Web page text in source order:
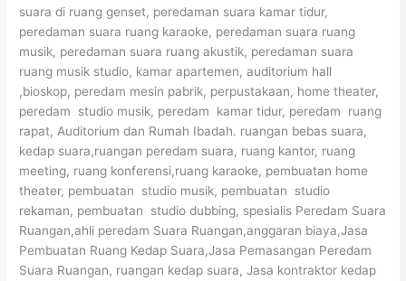
suara di ruang genset, peredaman suara kamar tidur,
peredaman suara ruang karaoke, peredaman suara ruang
musik, peredaman suara ruang akustik, peredaman suara
ruang musik studio, kamar apartemen, auditorium hall
,bioskop, peredam mesin pabrik, perpustakaan, home theater,
peredam studio musik, peredam kamar tidur, peredam ruang
rapat, Auditorium dan Rumah Ibadah. ruangan bebas suara,
kedap suara,ruangan peredam suara, ruang kantor, ruang
meeting, ruang konferensi,ruang karaoke, pembuatan home
theater, pembuatan studio musik, pembuatan studio
rekaman, pembuatan studio dubbing, spesialis Peredam Suara
Ruangan,ahli peredam Suara Ruangan,anggaran biaya,Jasa
Pembuatan Ruang Kedap Suara,Jasa Pemasangan Peredam
Suara Ruangan, ruangan kedap suara, Jasa kontraktor kedap